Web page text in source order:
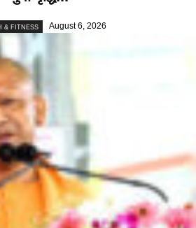
& FITNESS August 6, 2026